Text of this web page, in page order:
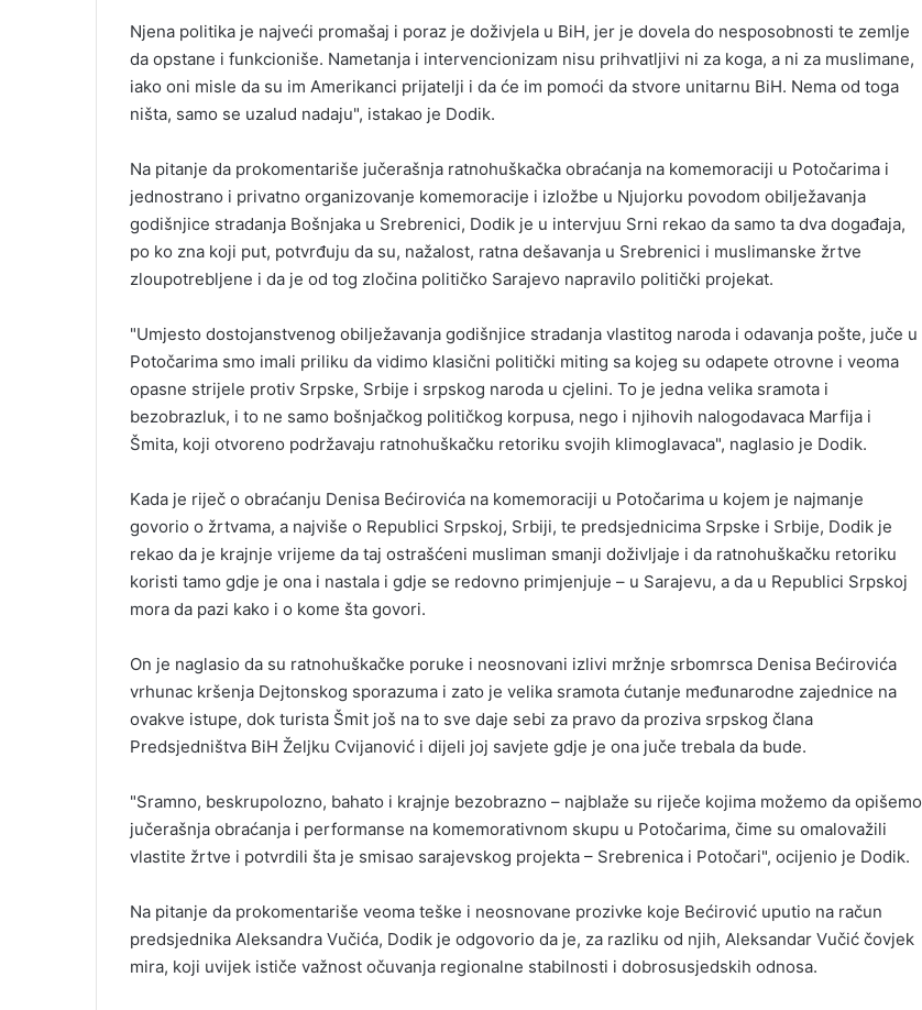
Njena politika je najveći promašaj i poraz je doživjela u BiH, jer je dovela do nesposobnosti te zemlje
da opstane i funkcioniše. Nametanja i intervencionizam nisu prihvatljivi ni za koga, a ni za muslimane,
iako oni misle da su im Amerikanci prijatelji i da će im pomoći da stvore unitarnu BiH. Nema od toga
ništa, samo se uzalud nadaju", istakao je Dodik.
Na pitanje da prokomentariše jučerašnja ratnohuškačka obraćanja na komemoraciji u Potočarima i
jednostrano i privatno organizovanje komemoracije i izložbe u Njujorku povodom obilježavanja
godišnjice stradanja Bošnjaka u Srebrenici, Dodik je u intervjuu Srni rekao da samo ta dva događaja,
po ko zna koji put, potvrđuju da su, nažalost, ratna dešavanja u Srebrenici i muslimanske žrtve
zloupotrebljene i da je od tog zločina političko Sarajevo napravilo politički projekat.
"Umjesto dostojanstvenog obilježavanja godišnjice stradanja vlastitog naroda i odavanja pošte, juče u
Potočarima smo imali priliku da vidimo klasični politički miting sa kojeg su odapete otrovne i veoma
opasne strijele protiv Srpske, Srbije i srpskog naroda u cjelini. To je jedna velika sramota i
bezobrazluk, i to ne samo bošnjačkog političkog korpusa, nego i njihovih nalogodavaca Marfija i
Šmita, koji otvoreno podržavaju ratnohuškačku retoriku svojih klimoglavaca", naglasio je Dodik.
Kada je riječ o obraćanju Denisa Bećirovića na komemoraciji u Potočarima u kojem je najmanje
govorio o žrtvama, a najviše o Republici Srpskoj, Srbiji, te predsjednicima Srpske i Srbije, Dodik je
rekao da je krajnje vrijeme da taj ostrašćeni musliman smanji doživljaje i da ratnohuškačku retoriku
koristi tamo gdje je ona i nastala i gdje se redovno primjenjuje – u Sarajevu, a da u Republici Srpskoj
mora da pazi kako i o kome šta govori.
On je naglasio da su ratnohuškačke poruke i neosnovani izlivi mržnje srbomrsca Denisa Bećirovića
vrhunac kršenja Dejtonskog sporazuma i zato je velika sramota ćutanje međunarodne zajednice na
ovakve istupe, dok turista Šmit još na to sve daje sebi za pravo da proziva srpskog člana
Predsjedništva BiH Željku Cvijanović i dijeli joj savjete gdje je ona juče trebala da bude.
"Sramno, beskrupolozno, bahato i krajnje bezobrazno – najblaže su riječe kojima možemo da opišemo
jučerašnja obraćanja i performanse na komemorativnom skupu u Potočarima, čime su omalovažili
vlastite žrtve i potvrdili šta je smisao sarajevskog projekta – Srebrenica i Potočari", ocijenio je Dodik.
Na pitanje da prokomentariše veoma teške i neosnovane prozivke koje Bećirović uputio na račun
predsjednika Aleksandra Vučića, Dodik je odgovorio da je, za razliku od njih, Aleksandar Vučić čovjek
mira, koji uvijek ističe važnost očuvanja regionalne stabilnosti i dobrosusjedskih odnosa.